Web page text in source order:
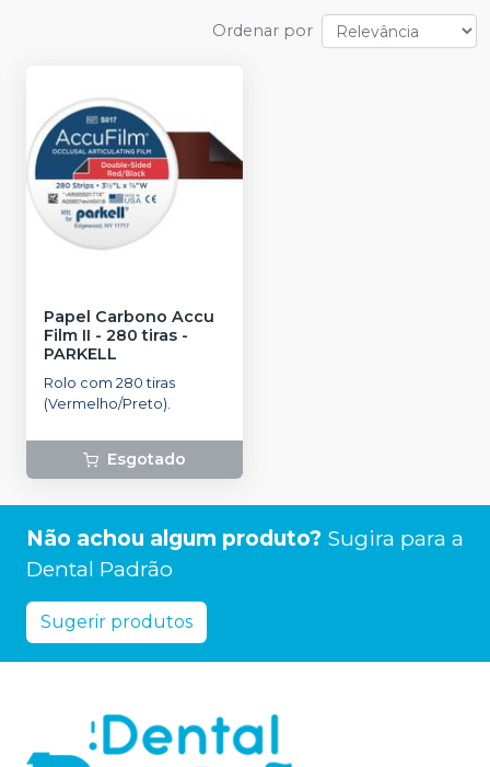
Ordenar por
Papel Carbono Accu
Film II - 280 tiras -
PARKELL
Rolo com 280 tiras
(Vermelho/Preto).
Esgotado
Não achou algum produto? Sugira para a
Dental Padrão
Sugerir produtos